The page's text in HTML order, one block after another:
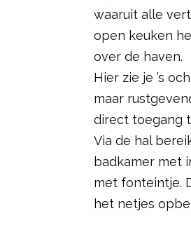
waaruit alle
open keuken
over de haven.
Hier zie je ’s
maar
direct toegang
Via de hal
badkamer met
met fonteintje.
het netjes